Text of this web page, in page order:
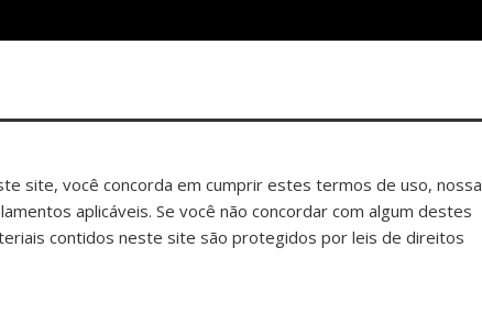
site, você concorda em cumprir estes termos de uso, nossa
aplicáveis. Se você não concordar com algum destes
contidos neste site são protegidos por leis de direitos